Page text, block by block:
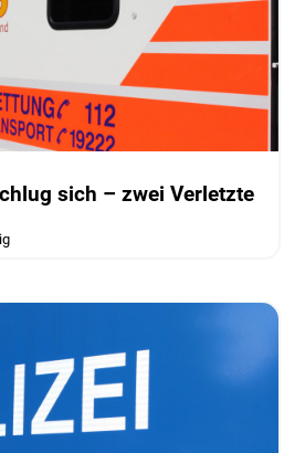
sich – zwei Verletzte